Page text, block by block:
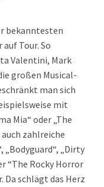
bekanntesten
Tour. So
Valentini, Mark
großen Musical-
man sich
mit
Mia“ oder „The
zahlreiche
„Bodyguard“, „Dirty
“The Rocky Horror
Da schlägt das Herz